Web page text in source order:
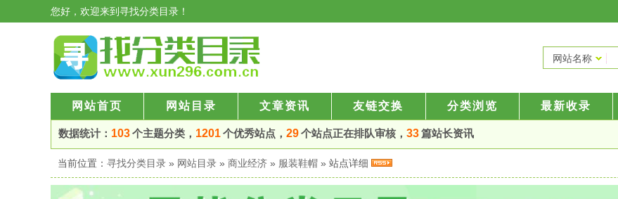
您好，欢迎来到寻找分类目录！
网站名称
网站首页 网站目录 文章资讯 友链交换 分类浏览 最新收录
数据统计： 103个主题分类， 1201个优秀站点， 29个站点正在排队审核， 33篇站长资讯
当前位置： 寻找分类目录 » 网站目录 » 商业经济 » 服装鞋帽 » 站点详细